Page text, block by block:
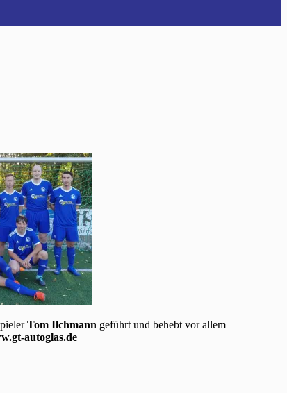
Tom Ilchmann geführt und behebt vor allem
autoglas.de